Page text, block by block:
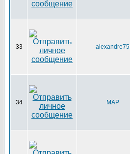
33 alexandre75
34 MAP